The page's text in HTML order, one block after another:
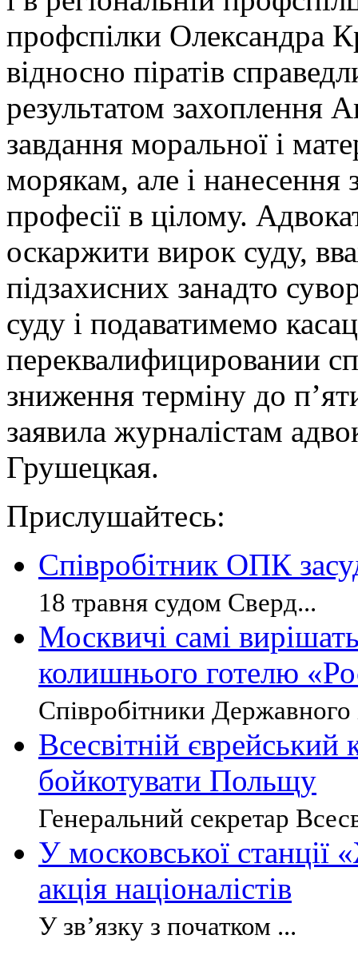
профспілки Олександра
відносно піратів
результатом захоплення
завдання моральної і
морякам, але і нанесення
професії в цілому.
оскаржити вирок суду,
підзахисних занадто
суду і подаватимемо
переквалифицировании
зниження терміну до
заявила журналістам
Грушецкая.
Прислушайтесь:
Співробітник ОПК
18 травня судом Сверд...
Москвичі самі
колишнього готелю
Співробітники Державного
Всесвітній єврейський
бойкотувати Польщу
Генеральний секретар
У московської станції
акція націоналістів
У зв’язку з початком ...